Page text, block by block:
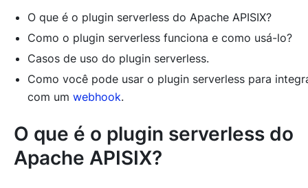
O que é o plugin serverless do Apache APISIX?
Como o plugin serverless funciona e como usá-lo?
Casos de uso do plugin serverless.
Como você pode usar o plugin serverless para
com um webhook.
O que é o plugin serverless do
Apache APISIX?